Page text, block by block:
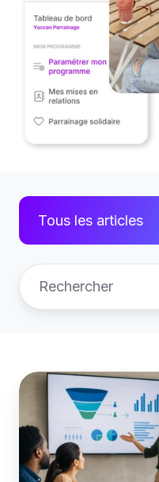
Tous les articles
Achat
prospects
acheter